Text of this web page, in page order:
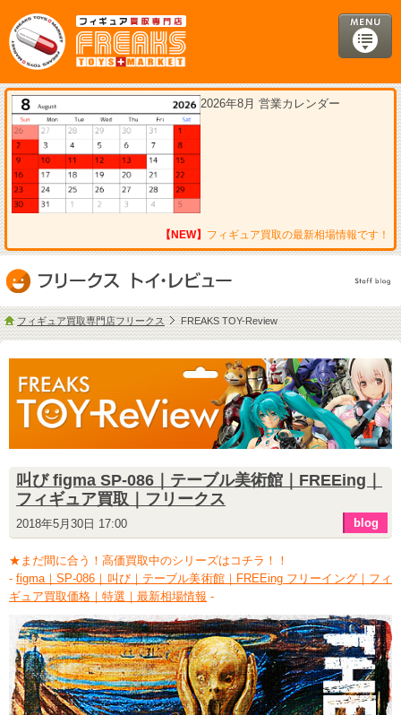
2026年8月 営業カレンダー
【NEW】 フィギュア買取の最新相場情報です！
フィギュア買取専門店フリークス FREAKS TOY-Review
叫び figma SP-086｜テーブル美術館｜FREEing｜
フィギュア買取｜フリークス
2018年5月30日 17:00 blog
★まだ間に合う！高価買取中のシリーズはコチラ！！
-figma｜SP-086｜叫び｜テーブル美術館｜FREEing フリーイング｜フィ
ギュア買取価格｜特選｜最新相場情報 -